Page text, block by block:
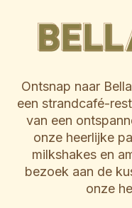
Ontsnap naar
een strandcafé-
van een
onze heerlijke
milkshakes en
bezoek aan de
onze